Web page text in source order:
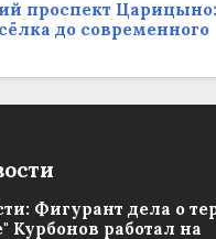
проспект Царицыно:
до современного
Фигурант дела о
Курбонов работал на